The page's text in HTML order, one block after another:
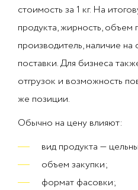
стоимость за 1 кг. На
продукта, жирность, объем
производитель, наличие на
поставки. Для бизнеса
отгрузок и возможность
же позиции.
Обычно на цену влияют:
вид продукта —
объем закупки;
формат фасовки;